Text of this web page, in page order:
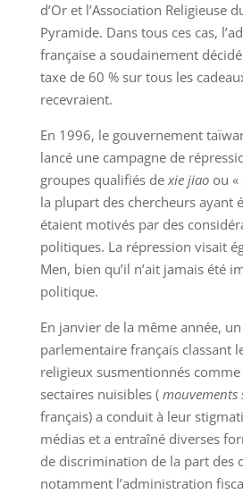
d’Or et l’Association Religieuse
Pyramide. Dans tous ces cas,
française a soudainement
taxe de 60 % sur tous les
recevraient.
En 1996, le gouvernement
lancé une campagne de
groupes qualifiés dexie jiaoou «
la plupart des chercheurs ayant
étaient motivés par des
politiques. La répression visait
Men, bien qu’il n’ait jamais été
politique.
En janvier de la même année,
parlementaire français classant
religieux susmentionnés
sectaires nuisibles ( mouvements
français) a conduit à leur
médias et a entraîné diverses
de discrimination de la part des
notamment l’administration